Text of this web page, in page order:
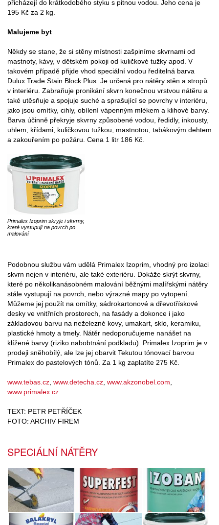
přicházejí do krátkodobého styku s pitnou vodou. Jeho cena je
195 Kč za 2 kg.
Malujeme byt
Někdy se stane, že si stěny místnosti zašpiníme skvrnami od
mastnoty, kávy, v dětském pokoji od kuličkové tužky apod. V
takovém případě přijde vhod speciální vodou ředitelná barva
Dulux Trade Stain Block Plus. Je určená pro nátěry stěn a stropů
v interiéru. Zabraňuje pronikání skvrn konečnou vrstvou nátěru a
také utěsňuje a spojuje suché a sprašující se povrchy v interiéru,
jako jsou omítky, cihly, obílení vápenným mlékem a klihové barvy.
Barva účinně překryje skvrny způsobené vodou, ředidly, inkousty,
uhlem, křídami, kuličkovou tužkou, mastnotou, tabákovým dehtem
a zakouřením po požáru. Cena 1 litr 186 Kč.
Primalex Izoprim skryje i skvrny,
které vystupují na povrch po
malování
Podobnou službu vám udělá Primalex Izoprim, vhodný pro izolaci
skvrn nejen v interiéru, ale také exteriéru. Dokáže skrýt skvrny,
které po několikanásobném malování běžnými malířskými nátěry
stále vystupují na povrch, nebo výrazné mapy po vytopení.
Můžeme jej použít na omítky, sádrokartonové a dřevotřískové
desky ve vnitřních prostorech, na fasády a dokonce i jako
základovou barvu na neželezné kovy, umakart, sklo, keramiku,
plastické hmoty a tmely. Nátěr nedoporučujeme nanášet na
klížené barvy (riziko nabobtnání podkladu). Primalex Izoprim je v
prodeji sněhobílý, ale lze jej obarvit Tekutou tónovací barvou
Primalex do pastelových tónů. Za 1 kg zaplatíte 275 Kč.
www.tebas.cz, www.detecha.cz, www.akzonobel.com,
www.primalex.cz
TEXT: PETR PETŘÍČEK
FOTO: ARCHIV FIREM
SPECIÁLNÍ NÁTĚRY